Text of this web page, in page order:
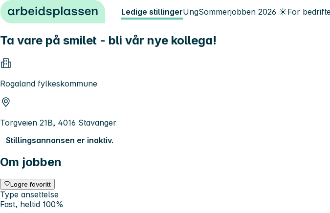
Hopp til innhold Ledige stillingerUngSommerjobben 2026 ☀️For
Ta vare på smilet - bli vår nye kollega!
Rogaland fylkeskommune
Torgveien 21B, 4016 Stavanger
Stillingsannonsen er inaktiv.
Om jobben
Lagre favoritt
Type ansettelse
Fast, heltid 100%